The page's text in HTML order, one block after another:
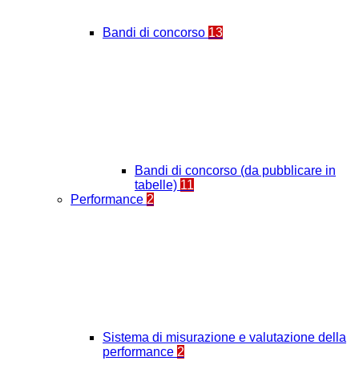
Bandi di concorso 13
Bandi di concorso (da pubblicare in
tabelle) 11
Performance 2
Sistema di misurazione e valutazione della
performance 2